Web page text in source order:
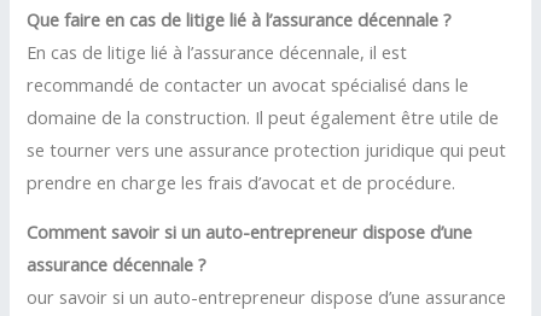
Que faire en cas de litige lié à l’assurance décennale ?
En cas de litige lié à l’assurance décennale, il est
recommandé de contacter un avocat spécialisé dans le
domaine de la construction. Il peut également être utile de
se tourner vers une assurance protection juridique qui peut
prendre en charge les frais d’avocat et de procédure.
Comment savoir si un auto-entrepreneur dispose d’une
assurance décennale ?
our savoir si un auto-entrepreneur dispose d’une assurance